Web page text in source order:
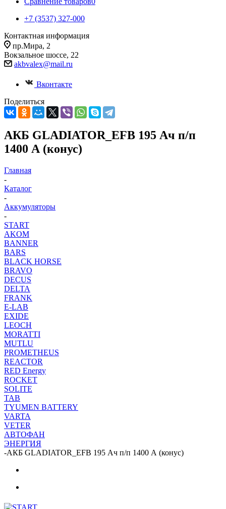
+7 (3537) 327-000
Контактная информация
пр.Мира, 2
Вокзальное шоссе, 22
akbvalex@mail.ru
Вконтакте
Поделиться
АКБ GLADIATOR_EFB 195 Ач п/п
1400 А (конус)
Главная
-
Каталог
-
Аккумуляторы
-
START
AKOM
BANNER
BARS
BLACK HORSE
BRAVO
DECUS
DELTA
FRANK
E-LAB
EXIDE
LEOCH
MORATTI
MUTLU
PROMETHEUS
REACTOR
RED Energy
ROCKET
SOLITE
TAB
TYUMEN BATTERY
VARTA
VETER
АВТОФАН
ЭНЕРГИЯ
-АКБ GLADIATOR_EFB 195 Ач п/п 1400 А (конус)